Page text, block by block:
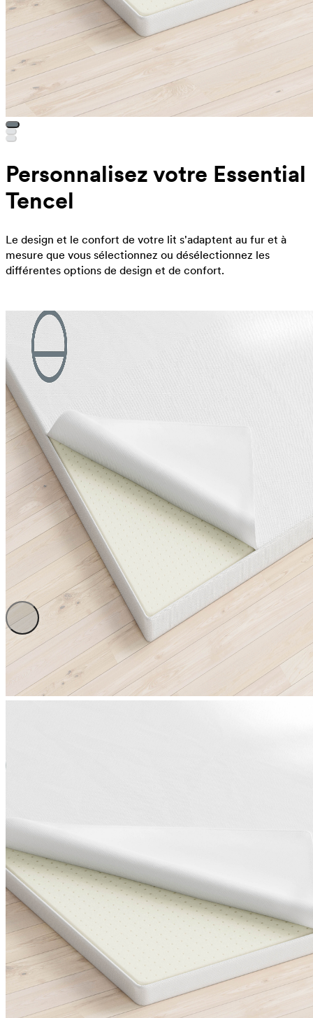
Personnalisez votre Essential
Tencel
Le design et le confort de votre lit s'adaptent au fur et à
mesure que vous sélectionnez ou désélectionnez les
différentes options de design et de confort.